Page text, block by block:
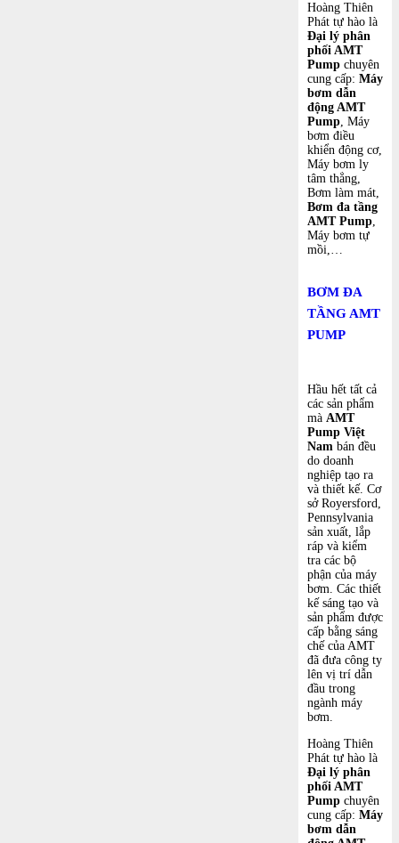
Hoàng Thiên
Phát tự hào là
Đại lý phân
phối AMT
Pump chuyên
cung cấp: Máy
bơm dẫn
động AMT
Pump, Máy
bơm điều
khiển động cơ,
Máy bơm ly
tâm thẳng,
Bơm làm mát,
Bơm đa tầng
AMT Pump,
Máy bơm tự
mồi,…
BƠM ĐA
TẦNG AMT
PUMP
Hầu hết tất cả
các sản phẩm
mà AMT
Pump Việt
Nam bán đều
do doanh
nghiệp tạo ra
và thiết kế. Cơ
sở Royersford,
Pennsylvania
sản xuất, lắp
ráp và kiểm
tra các bộ
phận của máy
bơm. Các thiết
kế sáng tạo và
sản phẩm được
cấp bằng sáng
chế của AMT
đã đưa công ty
lên vị trí dẫn
đầu trong
ngành máy
bơm.
Hoàng Thiên
Phát tự hào là
Đại lý phân
phối AMT
Pump chuyên
cung cấp: Máy
bơm dẫn